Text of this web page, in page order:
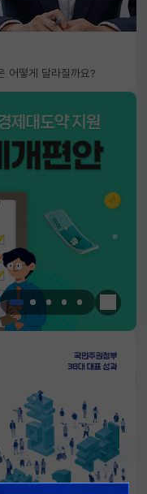
어떻게 달라질까요?
한눈에